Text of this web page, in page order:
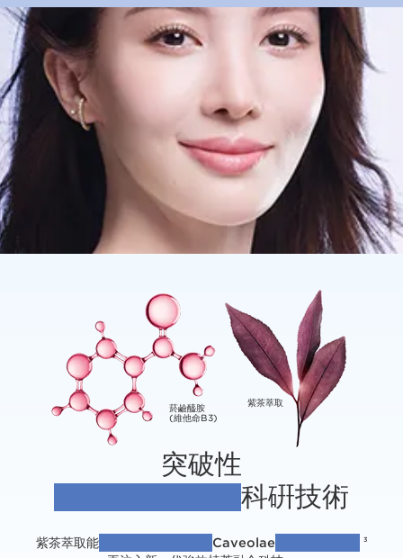
菸鹼醯胺
(⁠維⁠他命B3)
紫茶萃取
突破性
科硏技術
紫茶萃取能有效增加細胞膜上的 Caveolae 3